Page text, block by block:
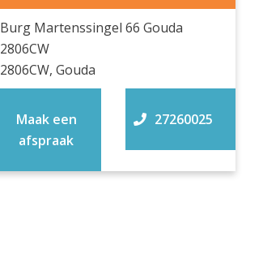
Burg Martenssingel 66 Gouda
2806CW
2806CW, Gouda
27260025
Maak een
afspraak